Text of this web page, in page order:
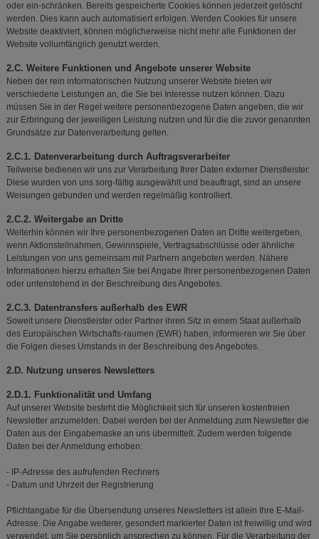
oder ein-schränken. Bereits gespeicherte Cookies können jederzeit gelöscht
werden. Dies kann auch automatisiert erfolgen. Werden Cookies für unsere
Website deaktiviert, können möglicherweise nicht mehr alle Funktionen der
Website vollumfänglich genutzt werden.
2.C. Weitere Funktionen und Angebote unserer Website
Neben der rein informatorischen Nutzung unserer Website bieten wir
verschiedene Leistungen an, die Sie bei Interesse nutzen können. Dazu
müssen Sie in der Regel weitere personenbezogene Daten angeben, die wir
zur Erbringung der jeweiligen Leistung nutzen und für die die zuvor genannten
Grundsätze zur Datenverarbeitung gelten.
2.C.1. Datenverarbeitung durch Auftragsverarbeiter
Teilweise bedienen wir uns zur Verarbeitung Ihrer Daten externer Dienstleister.
Diese wurden von uns sorg-fältig ausgewählt und beauftragt, sind an unsere
Weisungen gebunden und werden regelmäßig kontrolliert.
2.C.2. Weitergabe an Dritte
Weiterhin können wir Ihre personenbezogenen Daten an Dritte weitergeben,
wenn Aktionsteilnahmen, Gewinnspiele, Vertragsabschlüsse oder ähnliche
Leistungen von uns gemeinsam mit Partnern angeboten werden. Nähere
Informationen hierzu erhalten Sie bei Angabe Ihrer personenbezogenen Daten
oder untenstehend in der Beschreibung des Angebotes.
2.C.3. Datentransfers außerhalb des EWR
Soweit unsere Dienstleister oder Partner ihren Sitz in einem Staat außerhalb
des Europäischen Wirtschafts-raumen (EWR) haben, informieren wir Sie über
die Folgen dieses Umstands in der Beschreibung des Angebotes.
2.D. Nutzung unseres Newsletters
2.D.1. Funktionalität und Umfang
Auf unserer Website besteht die Möglichkeit sich für unseren kostenfreien
Newsletter anzumelden. Dabei werden bei der Anmeldung zum Newsletter die
Daten aus der Eingabemaske an uns übermittelt. Zudem werden folgende
Daten bei der Anmeldung erhoben:
- IP-Adresse des aufrufenden Rechners
- Datum und Uhrzeit der Registrierung
Pflichtangabe für die Übersendung unseres Newsletters ist allein Ihre E-Mail-
Adresse. Die Angabe weiterer, gesondert markierter Daten ist freiwillig und wird
verwendet, um Sie persönlich ansprechen zu können. Für die Verarbeitung der